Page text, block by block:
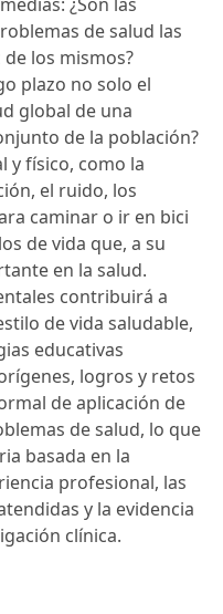
de salud las
de los mismos?
plazo no solo el
global de una
de la población?
y físico, como la
el ruido, los
caminar o ir en bici
de vida que, a su
en la salud.
contribuirá a
de vida saludable,
educativas
logros y retos
de aplicación de
de salud, lo que
basada en la
profesional, las
y la evidencia
clínica.